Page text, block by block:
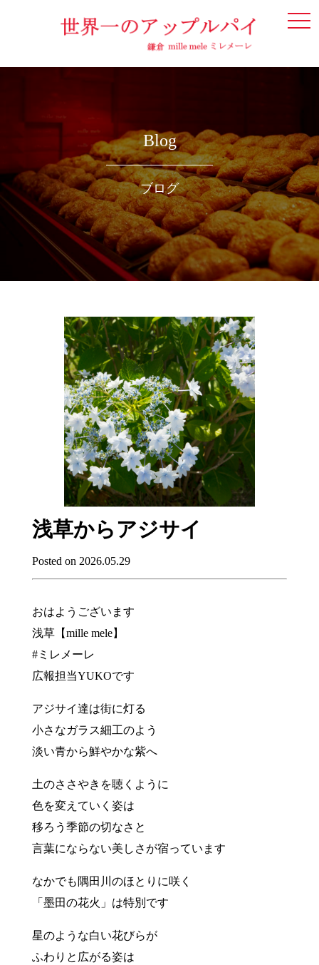
Blog
ブログ
浅草からアジサイ
Posted on 2026.05.29
おはようございます
浅草【mille mele】
#ミレメーレ
広報担当YUKOです
アジサイ達は街に灯る
小さなガラス細工のよう
淡い青から鮮やかな紫へ
土のささやきを聴くように
色を変えていく姿は
移ろう季節の切なさと
言葉にならない美しさが宿っています
なかでも隅田川のほとりに咲く
「墨田の花火」は特別です
星のような白い花びらが
ふわりと広がる姿は